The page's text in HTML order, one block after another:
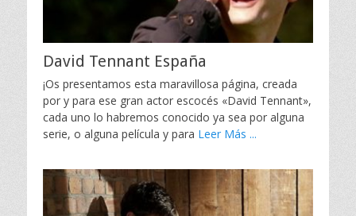
David Tennant España
¡Os presentamos esta maravillosa página, creada
por y para ese gran actor escocés «David Tennant»,
cada uno lo habremos conocido ya sea por alguna
serie, o alguna película y para Leer Más ...